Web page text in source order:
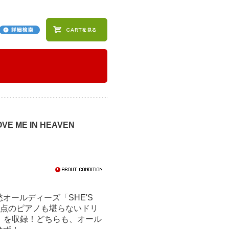
ME IN HEAVEN
ールディーズ「SHE'S
のピアノも堪らないドリ
を収録！どちらも、オール